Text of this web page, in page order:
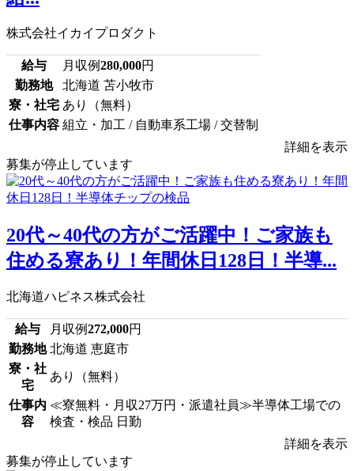
株式会社イカイプロダクト
給与 月収例280,000円
勤務地
北海道 苫小牧市
寮・社宅 あり（無料）
仕事内容 組立・加工 / 自動車系工場 / 交替制
詳細を表示
募集が停止しています
20代～40代の方がご活躍中！ご家族も
住める寮あり！年間休日128日！半導...
北海道ハピネス株式会社
給与 月収例272,000円
勤務地 北海道 恵庭市
寮・社
宅
あり（無料）
仕事内
容
≪寮無料・月収27万円・派遣社員≫半導体工場での
検査・検品 日勤
詳細を表示
募集が停止しています